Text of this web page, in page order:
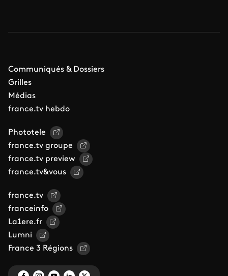
Communiqués & Dossiers
Grilles
Médias
france.tv hebdo
Phototele
france.tv groupe
france.tv preview
france.tv&vous
france.tv
franceinfo
La1ere.fr
Lumni
France 3 Régions